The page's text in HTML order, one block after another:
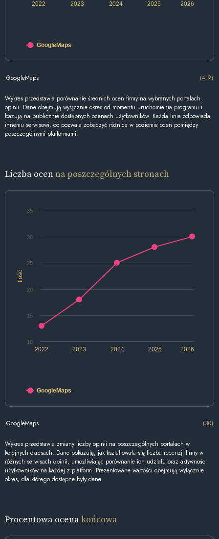
2022 2024 2026
2023 2025
GoogleMaps
GoogleMaps (4.9)
Wykres przedstawia porównanie średnich ocen firmy na wybranych portalach
opinii. Dane obejmują wyłącznie okres od momentu uruchomienia programu i
bazują na publicznie dostępnych ocenach użytkowników. Każda linia odpowiada
innemu serwisowi, co pozwala zobaczyć różnice w poziomie ocen pomiędzy
poszczególnymi platformami.
Liczba ocenna poszczególnych stronach
Ilość
2022 2024 2026
2023 2025
10
15
20
25
30
35
GoogleMaps
GoogleMaps (30)
Wykres przedstawia zmiany liczby opinii na poszczególnych portalach w
kolejnych okresach. Dane pokazują, jak kształtowała się liczba recenzji firmy w
różnych serwisach opinii, umożliwiając porównanie ich udziału oraz aktywności
użytkowników na każdej z platform. Prezentowane wartości obejmują wyłącznie
okres, dla którego dostępne były dane.
Procentowa ocenakońcowa